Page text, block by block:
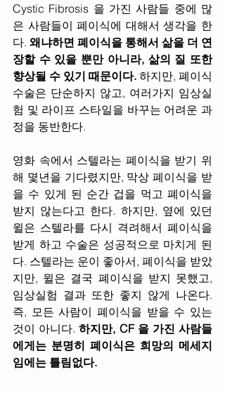
Cystic Fibrosis 을 가진 사람들 중에 많
은 사람들이 폐이식에 대해서 생각을 한
다. 왜냐하면 폐이식을 통해서 삶을 더 연
장할 수 있을 뿐만 아니라, 삶의 질 또한
향상될 수 있기 때문이다. 하지만, 폐이식
수술은 단순하지 않고, 여러가지 임상실
험 및 라이프 스타일을 바꾸는 어려운 과
정을 동반한다.
영화 속에서 스텔라는 폐이식을 받기 위
해 몇년을 기다렸지만, 막상 폐이식을 받
을 수 있게 된 순간 겁을 먹고 폐이식을
받지 않는다고 한다. 하지만, 옆에 있던
윌은 스텔라를 다시 격려해서 폐이식을
받게 하고 수술은 성공적으로 마치게 된
다. 스텔라는 운이 좋아서, 폐이식을 받았
지만, 윌은 결국 폐이식을 받지 못했고,
임상실험 결과 또한 좋지 않게 나온다.
즉, 모든 사람이 폐이식을 받을 수 있는
것이 아니다. 하지만, CF 을 가진 사람들
에게는 분명히 폐이식은 희망의 메세지
임에는 틀림없다.